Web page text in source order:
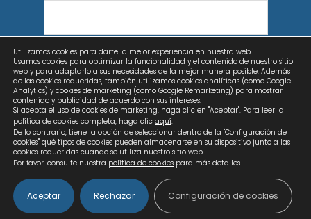
He leído y acepto los términos y condiciones
Copyright © 2026 Calculados | Diseño web: AZUL LIMÓN
Utilizamos cookies para darte la mejor experiencia en nuestra web.
Usamos cookies para optimizar la funcionalidad y el contenido de nuestro sitio
web y para adaptarlo a sus necesidades de la mejor manera posible. Además
de las cookies requeridas, también utilizamos cookies analíticas (como Google
Analytics) y cookies de marketing (como Google Remarketing) para mostrar
contenido y publicidad de acuerdo con sus intereses.
Si acepta el uso de cookies de marketing, haga clic en "Aceptar". Para leer la
política de cookies completa, haga clic aquí.
De lo contrario, tiene la opción de seleccionar dentro de la "Configuración de
cookies" qué tipos de cookies pueden almacenarse en su dispositivo junto a las
cookies requeridas cuando se utiliza nuestro sitio web.
Por favor, consulte nuestra política de cookies para más detalles.
Aceptar Rechazar Configuración de cookies